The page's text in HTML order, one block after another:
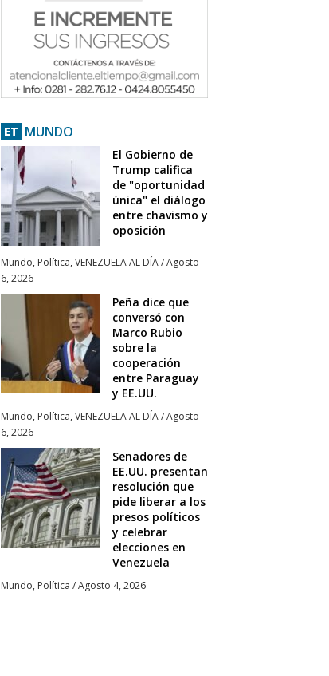
ET MUNDO
El Gobierno de
Trump califica
de "oportunidad
única" el diálogo
entre chavismo y
oposición
Mundo, Política, VENEZUELA AL DÍA/Agosto
6, 2026
Peña dice que
conversó con
Marco Rubio
sobre la
cooperación
entre Paraguay
y EE.UU.
Mundo, Política, VENEZUELA AL DÍA/Agosto
6, 2026
Senadores de
EE.UU. presentan
resolución que
pide liberar a los
presos políticos
y celebrar
elecciones en
Venezuela
Mundo, Política /Agosto 4, 2026